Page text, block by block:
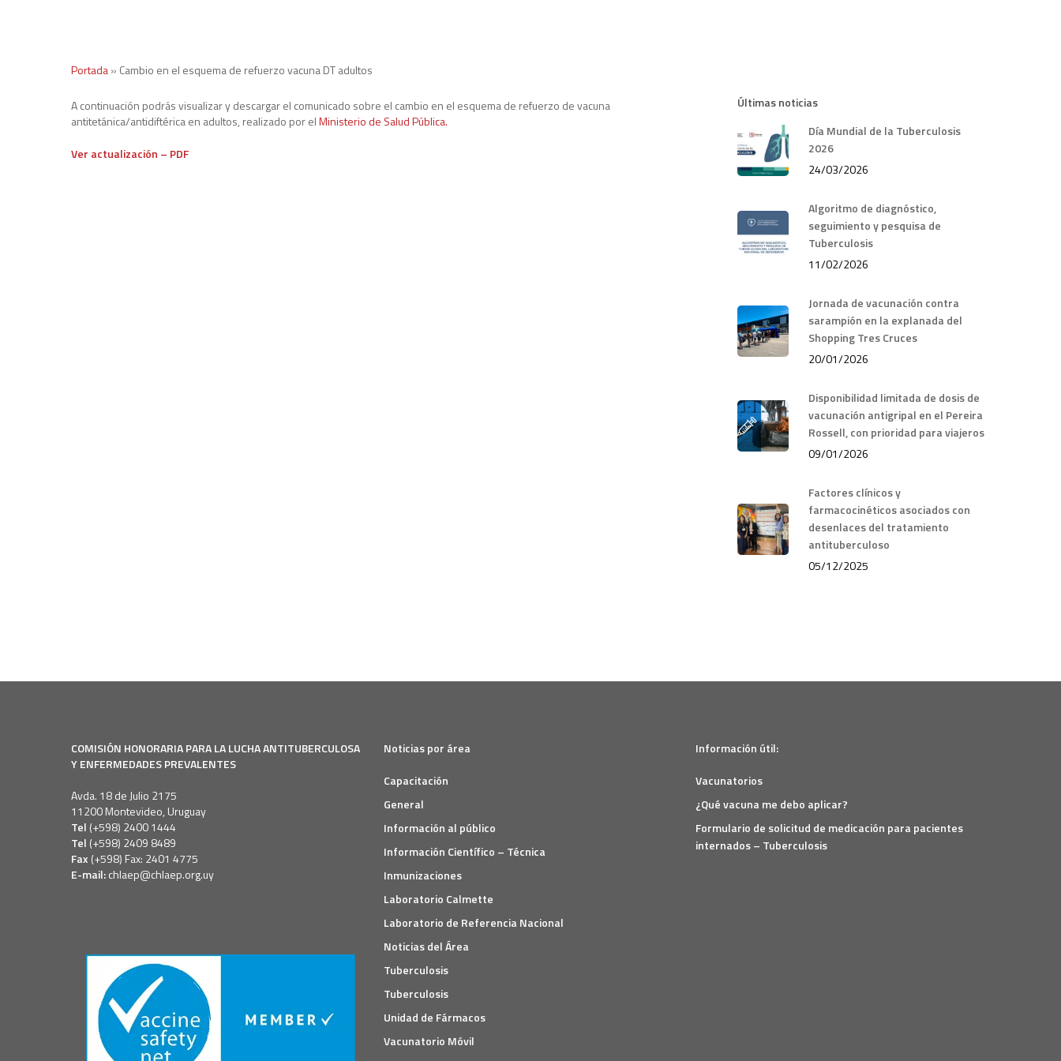
Portada» Cambio en el esquema de refuerzo vacuna DT adultos
A continuación podrás visualizar y descargar el comunicado sobre el cambio en el esquema de refuerzo de vacuna
antitetánica/antidiftérica en adultos, realizado por elMinisterio de Salud Pública.
Ver actualización – PDF
Últimas noticias
Día Mundial de la Tuberculosis
2026
24/03/2026
Algoritmo de diagnóstico,
seguimiento y pesquisa de
Tuberculosis
11/02/2026
Jornada de vacunación contra
sarampión en la explanada del
Shopping Tres Cruces
20/01/2026
Disponibilidad limitada de dosis de
vacunación antigripal en el Pereira
Rossell, con prioridad para viajeros
09/01/2026
Factores clínicos y
farmacocinéticos asociados con
desenlaces del tratamiento
antituberculoso
05/12/2025
COMISIÓN HONORARIA PARA LA LUCHA ANTITUBERCULOSA
Y ENFERMEDADES PREVALENTES
Avda. 18 de Julio 2175
11200 Montevideo, Uruguay
Tel (+598) 2400 1444
Tel (+598) 2409 8489
Fax (+598) Fax: 2401 4775
E-mail:chlaep@chlaep.org.uy
Noticias por área
Capacitación
General
Información al público
Información Científico – Técnica
Inmunizaciones
Laboratorio Calmette
Laboratorio de Referencia Nacional
Noticias del Área
Tuberculosis
Tuberculosis
Unidad de Fármacos
Vacunatorio Móvil
Información útil:
Vacunatorios
¿Qué vacuna me debo aplicar?
Formulario de solicitud de medicación para pacientes
internados – Tuberculosis